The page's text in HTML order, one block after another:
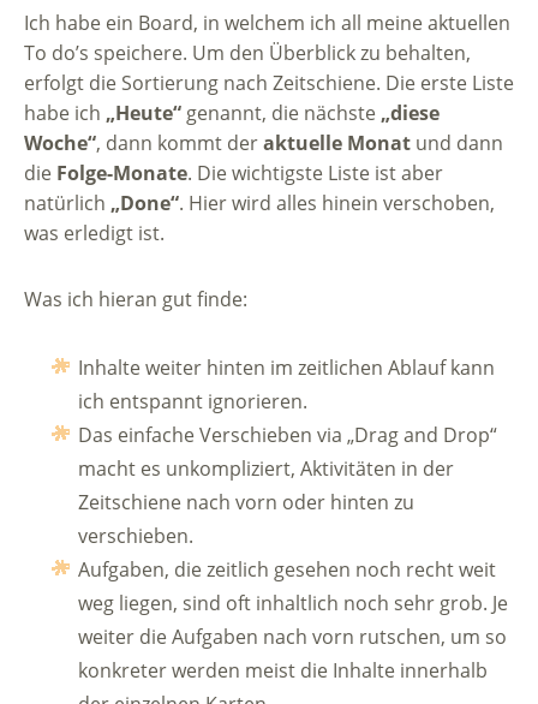
Ich habe ein Board, in welchem ich all meine aktuellen
To do’s speichere. Um den Überblick zu behalten,
erfolgt die Sortierung nach Zeitschiene. Die erste Liste
habe ich „Heute“ genannt, die nächste „diese
Woche“, dann kommt deraktuelle Monat und dann
die Folge-Monate. Die wichtigste Liste ist aber
natürlich „Done“. Hier wird alles hinein verschoben,
was erledigt ist.
Was ich hieran gut finde:
Inhalte weiter hinten im zeitlichen Ablauf kann
ich entspannt ignorieren.
Das einfache Verschieben via „Drag and Drop“
macht es unkompliziert, Aktivitäten in der
Zeitschiene nach vorn oder hinten zu
verschieben.
Aufgaben, die zeitlich gesehen noch recht weit
weg liegen, sind oft inhaltlich noch sehr grob. Je
weiter die Aufgaben nach vorn rutschen, um so
konkreter werden meist die Inhalte innerhalb